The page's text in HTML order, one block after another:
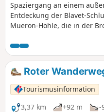
Spaziergang an einem
Entdeckung der Blavet-
Mueron-Höhle, die in der
Zwischensaison, vermeiden
starkem Regen.
Roter
Tourismusinformation
3,37 km
+92 m
-